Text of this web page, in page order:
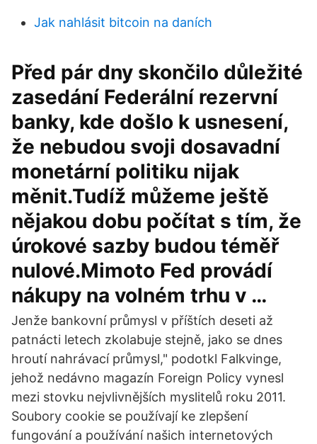
Jak nahlásit bitcoin na daních
Před pár dny skončilo důležité
zasedání Federální rezervní
banky, kde došlo k usnesení,
že nebudou svoji dosavadní
monetární politiku nijak
měnit.Tudíž můžeme ještě
nějakou dobu počítat s tím, že
úrokové sazby budou téměř
nulové.Mimoto Fed provádí
nákupy na volném trhu v …
Jenže bankovní průmysl v příštích deseti až
patnácti letech zkolabuje stejně, jako se dnes
hroutí nahrávací průmysl," podotkl Falkvinge,
jehož nedávno magazín Foreign Policy vynesl
mezi stovku nejvlivnějších myslitelů roku 2011.
Soubory cookie se používají ke zlepšení
fungování a používání našich internetových